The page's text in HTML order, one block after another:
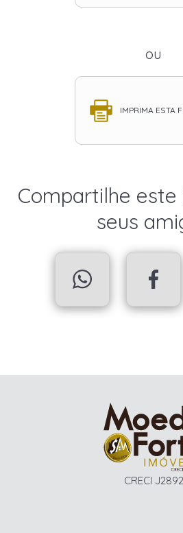
ou
IMPRIMA ESTA
Compartilhe
seus
CRECI J2892